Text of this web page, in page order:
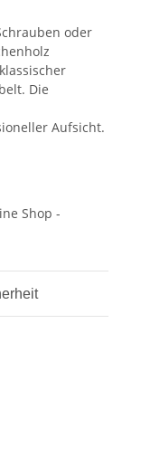
oder
Die
Aufsicht.
Shop -